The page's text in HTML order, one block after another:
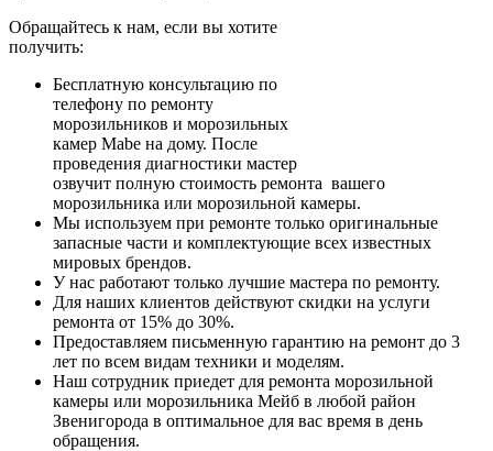
Обращайтесь к нам, если вы хотите
получить:
Бесплатную консультацию по
телефону по ремонту
морозильников и морозильных
камер Mabe на дому. После
проведения диагностики мастер
озвучит полную стоимость ремонта вашего
морозильника или морозильной камеры.
Мы используем при ремонте только оригинальные
запасные части и комплектующие всех известных
мировых брендов.
У нас работают только лучшие мастера по ремонту.
Для наших клиентов действуют скидки на услуги
ремонта от 15% до 30%.
Предоставляем письменную гарантию на ремонт до 3
лет по всем видам техники и моделям.
Наш сотрудник приедет для ремонта морозильной
камеры или морозильника Мейб в любой район
Звенигорода в оптимальное для вас время в день
обращения.